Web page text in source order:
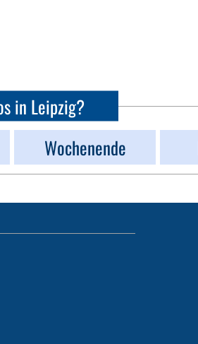
in Leipzig?
Wochenende